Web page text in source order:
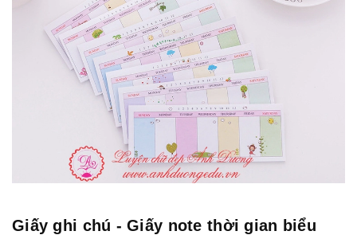
Giấy ghi chú - Giấy note thời gian biểu